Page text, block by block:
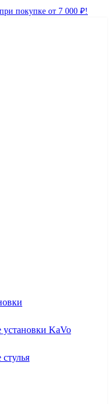
покупке от 7 000 ₽!
установки KaVo